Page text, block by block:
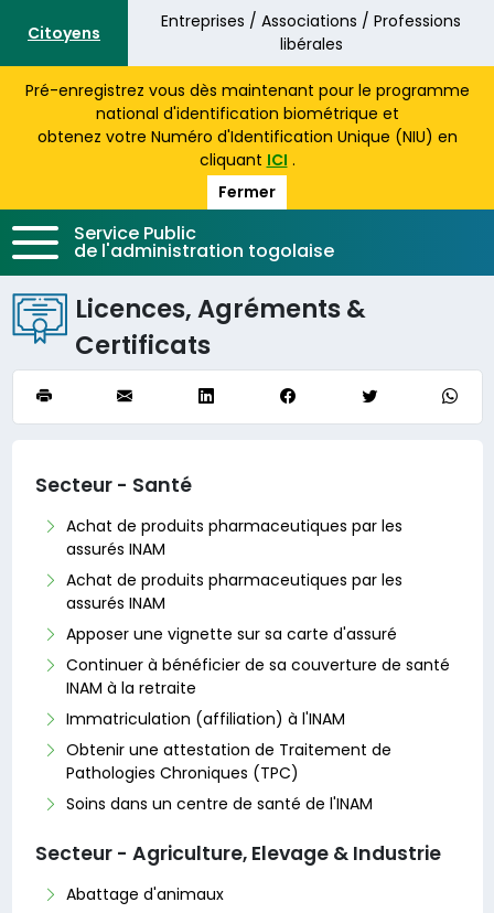
Aller au contenu principal
Citoyens
Entreprises / Associations / Professions
libérales
Pré-enregistrez vous dès maintenant pour le programme
national d'identification biométrique et
obtenez votre Numéro d'Identification Unique (NIU) en
cliquant ICI .
Fermer
Service Public
de l'administration togolaise
Licences, Agréments &
Certificats
Secteur - Santé
Achat de produits pharmaceutiques par les
assurés INAM
Achat de produits pharmaceutiques par les
assurés INAM
Apposer une vignette sur sa carte d'assuré
Continuer à bénéficier de sa couverture de santé
INAM à la retraite
Immatriculation (affiliation) à l'INAM
Obtenir une attestation de Traitement de
Pathologies Chroniques (TPC)
Soins dans un centre de santé de l'INAM
Secteur - Agriculture, Elevage & Industrie
Abattage d'animaux